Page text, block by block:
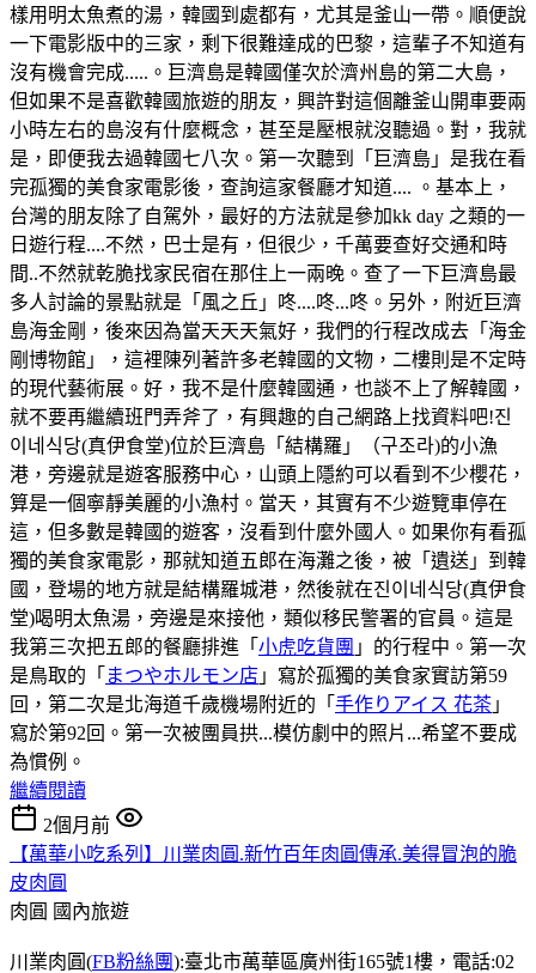
樣用明太魚煮的湯，韓國到處都有，尤其是釜山一帶。順便說
一下電影版中的三家，剩下很難達成的巴黎，這輩子不知道有
沒有機會完成.....。巨濟島是韓國僅次於濟州島的第二大島，
但如果不是喜歡韓國旅遊的朋友，興許對這個離釜山開車要兩
小時左右的島沒有什麼概念，甚至是壓根就沒聽過。對，我就
是，即便我去過韓國七八次。第一次聽到「巨濟島」是我在看
完孤獨的美食家電影後，查詢這家餐廳才知道.... 。基本上，
台灣的朋友除了自駕外，最好的方法就是參加kk day 之類的一
日遊行程....不然，巴士是有，但很少，千萬要查好交通和時
間..不然就乾脆找家民宿在那住上一兩晚。查了一下巨濟島最
多人討論的景點就是「風之丘」咚....咚...咚。另外，附近巨濟
島海金剛，後來因為當天天天氣好，我們的行程改成去「海金
剛博物館」，這裡陳列著許多老韓國的文物，二樓則是不定時
的現代藝術展。好，我不是什麼韓國通，也談不上了解韓國，
就不要再繼續班門弄斧了，有興趣的自己網路上找資料吧!진
이네식당(真伊食堂)位於巨濟島「結構羅」（구조라)的小漁
港，旁邊就是遊客服務中心，山頭上隱約可以看到不少櫻花，
算是一個寧靜美麗的小漁村。當天，其實有不少遊覽車停在
這，但多數是韓國的遊客，沒看到什麼外國人。如果你有看孤
獨的美食家電影，那就知道五郎在海灘之後，被「遺送」到韓
國，登場的地方就是結構羅城港，然後就在진이네식당(真伊食
堂)喝明太魚湯，旁邊是來接他，類似移民警署的官員。這是
我第三次把五郎的餐廳排進「 小虎吃貨團 」的行程中。第一次
是鳥取的「 まつやホルモン店 」寫於孤獨的美食家實訪第59
回，第二次是北海道千歲機場附近的「 手作りアイス 花茶 」
寫於第92回。第一次被團員拱...模仿劇中的照片...希望不要成
為慣例。
繼續閱讀
2個月前
【萬華小吃系列】川業肉圓.新竹百年肉圓傳承.美得冒泡的脆
皮肉圓
肉圓 國內旅遊
川業肉圓(FB粉絲團):臺北市萬華區廣州街165號1樓，電話:02